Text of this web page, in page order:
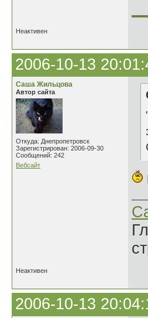
Неактивен
2006-10-13
Саша Жильцова
Автор сайта
Откуда: Днепропетровск
Зарегистрирован: 2006-09-30
Сообщений: 242
Вебсайт
Неактивен
2006-10-13